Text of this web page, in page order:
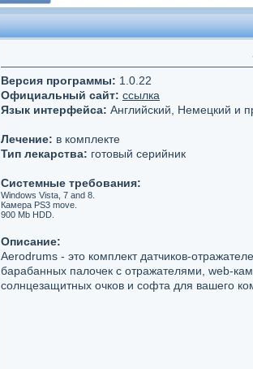
Версия программы: 1.0.22
Официальный сайт: ссылка
Язык интерфейса: Английский, Немецкий и
Лечение: в комплекте
Тип лекарства: готовый серийник
Системные требования:
Windows Vista, 7 and 8.
Камера PS3 move.
900 Mb HDD.
Описание:
Aerodrums - это комплект датчиков-
барабанных палочек с отражателями, web-
солнцезащитных очков и софта для вашего